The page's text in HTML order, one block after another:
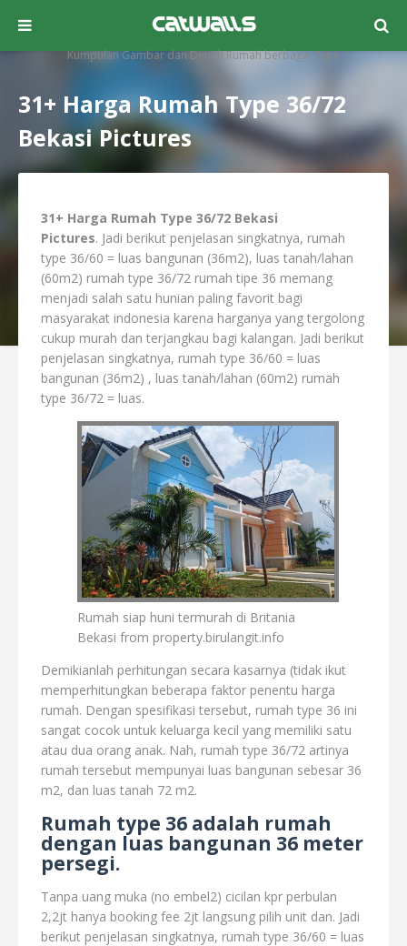
Kumpulan Gambar dan Denah Rumah berbagai Type
31+ Harga Rumah Type 36/72
Bekasi Pictures
31+ Harga Rumah Type 36/72 Bekasi
Pictures. Jadi berikut penjelasan singkatnya, rumah
type 36/60 = luas bangunan (36m2), luas tanah/lahan
(60m2) rumah type 36/72 rumah tipe 36 memang
menjadi salah satu hunian paling favorit bagi
masyarakat indonesia karena harganya yang tergolong
cukup murah dan terjangkau bagi kalangan. Jadi berikut
penjelasan singkatnya, rumah type 36/60 = luas
bangunan (36m2) , luas tanah/lahan (60m2) rumah
type 36/72 = luas.
Rumah siap huni termurah di Britania
Bekasi from property.birulangit.info
Demikianlah perhitungan secara kasarnya (tidak ikut
memperhitungkan beberapa faktor penentu harga
rumah. Dengan spesifikasi tersebut, rumah type 36 ini
sangat cocok untuk keluarga kecil yang memiliki satu
atau dua orang anak. Nah, rumah type 36/72 artinya
rumah tersebut mempunyai luas bangunan sebesar 36
m2, dan luas tanah 72 m2.
Rumah type 36 adalah rumah
dengan luas bangunan 36 meter
persegi.
Tanpa uang muka (no embel2) cicilan kpr perbulan
2,2jt hanya booking fee 2jt langsung pilih unit dan. Jadi
berikut penjelasan singkatnya, rumah type 36/60 = luas